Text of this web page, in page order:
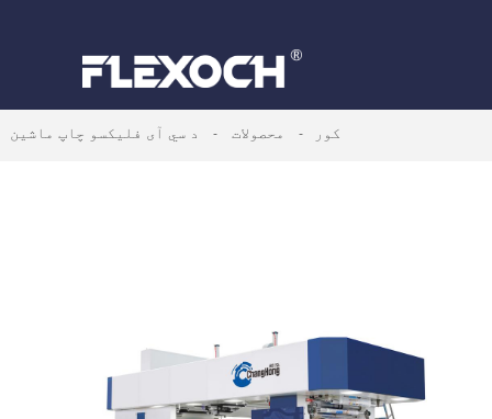
کور محصولات د سي آی فلیکسو چاپ ماشین